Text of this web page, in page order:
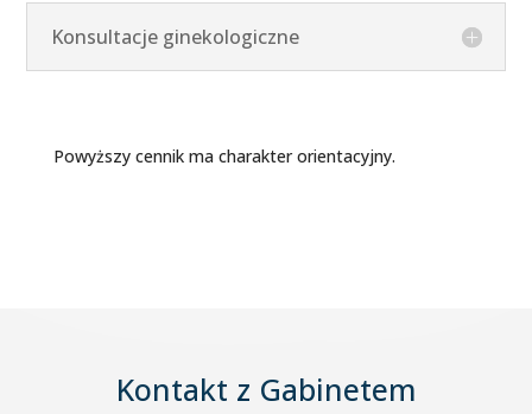
Konsultacje ginekologiczne
Powyższy cennik ma charakter orientacyjny.
Kontakt z Gabinetem